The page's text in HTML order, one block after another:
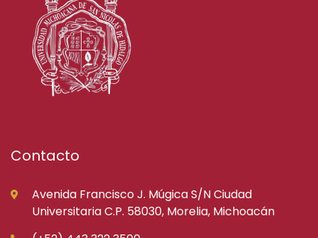
Contacto
Avenida Francisco J. Múgica S/N Ciudad
Universitaria C.P. 58030, Morelia, Michoacán